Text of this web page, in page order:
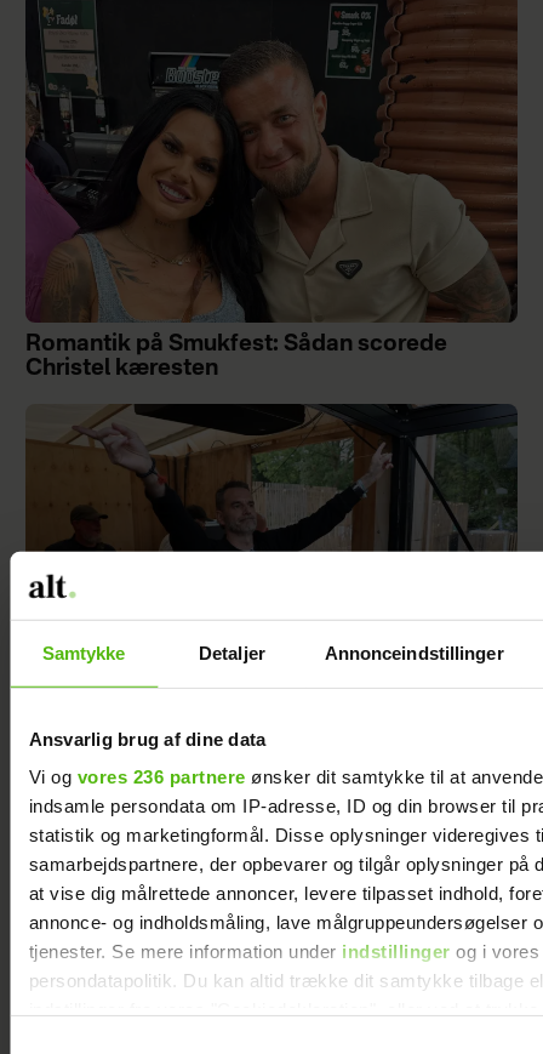
Samtykke Detaljer Annonceindstillinger
Ansvarlig brug af dine data
Vi og vores 236 partnere ønsker dit samtykke til at
indsamle persondata om IP-adresse, ID og din browser til
statistik og marketingformål. Disse oplysninger videregives
samarbejdspartnere, der opbevarer og tilgår oplysninger på
at vise dig målrettede annoncer, levere tilpasset indhold,
annonce- og indholdsmåling, lave målgruppeundersøgelser
tjenester. Se mere information under indstillinger og i vores
persondatapolitik. Du kan altid trække dit samtykke tilbage
Romantik på Smukfest: Sådan scorede
Christel kæresten
Se videoen: Jesper Buch som DJ på
Smukfest